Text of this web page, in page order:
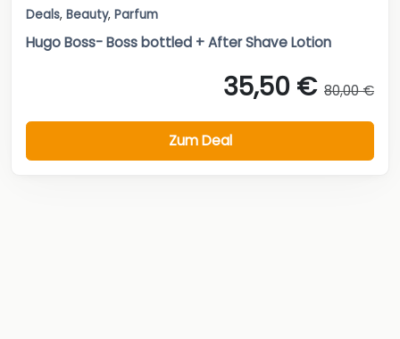
Deals, Beauty, Parfum
Hugo Boss- Boss bottled + After Shave Lotion
35,50 € 80,00 €
Zum Deal